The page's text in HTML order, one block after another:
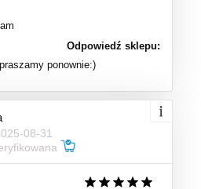
Odpowiedź sklepu:
ponownie:)
08-31